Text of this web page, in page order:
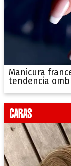
Manicura
tendencia